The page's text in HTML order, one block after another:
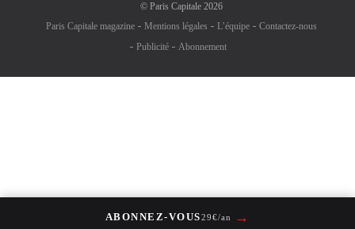
© Paris Capitale2026
Paris Capitale magazine
Mentions légales L’équipe
Contactez-nous
Publicité
Abonnement
ABONNEZ-VOUS29€/an →